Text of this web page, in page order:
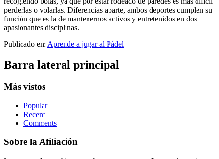
perderlas o volarlas. Diferencias aparte, ambos deportes cumplen su
función que es la de mantenernos activos y entretenidos en dos
apasionantes disciplinas.
Publicado en: Aprende a jugar al Pádel
Barra lateral principal
Más vistos
Popular
Recent
Comments
Sobre la Afiliación